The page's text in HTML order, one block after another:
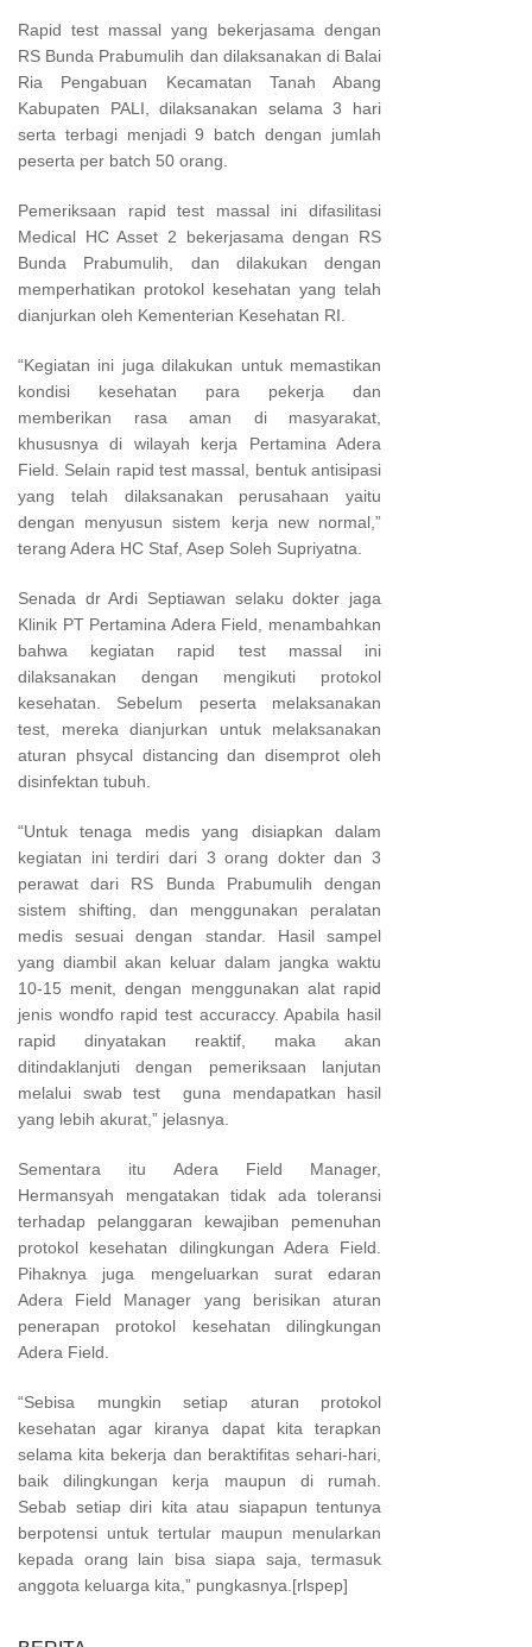
Rapid test massal yang bekerjasama dengan
RS Bunda Prabumulih dan dilaksanakan di Balai
Ria Pengabuan Kecamatan Tanah Abang
Kabupaten PALI, dilaksanakan selama 3 hari
serta terbagi menjadi 9 batch dengan jumlah
peserta per batch 50 orang.
Pemeriksaan rapid test massal ini difasilitasi
Medical HC Asset 2 bekerjasama dengan RS
Bunda Prabumulih, dan dilakukan dengan
memperhatikan protokol kesehatan yang telah
dianjurkan oleh Kementerian Kesehatan RI.
“Kegiatan ini juga dilakukan untuk memastikan
kondisi kesehatan para pekerja dan
memberikan rasa aman di masyarakat,
khususnya di wilayah kerja Pertamina Adera
Field. Selain rapid test massal, bentuk antisipasi
yang telah dilaksanakan perusahaan yaitu
dengan menyusun sistem kerja new normal,”
terang Adera HC Staf, Asep Soleh Supriyatna.
Senada dr Ardi Septiawan selaku dokter jaga
Klinik PT Pertamina Adera Field, menambahkan
bahwa kegiatan rapid test massal ini
dilaksanakan dengan mengikuti protokol
kesehatan. Sebelum peserta melaksanakan
test, mereka dianjurkan untuk melaksanakan
aturan phsycal distancing dan disemprot oleh
disinfektan tubuh.
“Untuk tenaga medis yang disiapkan dalam
kegiatan ini terdiri dari 3 orang dokter dan 3
perawat dari RS Bunda Prabumulih dengan
sistem shifting, dan menggunakan peralatan
medis sesuai dengan standar. Hasil sampel
yang diambil akan keluar dalam jangka waktu
10-15 menit, dengan menggunakan alat rapid
jenis wondfo rapid test accuraccy. Apabila hasil
rapid dinyatakan reaktif, maka akan
ditindaklanjuti dengan pemeriksaan lanjutan
melalui swab test guna mendapatkan hasil
yang lebih akurat,” jelasnya.
Sementara itu Adera Field Manager,
Hermansyah mengatakan tidak ada toleransi
terhadap pelanggaran kewajiban pemenuhan
protokol kesehatan dilingkungan Adera Field.
Pihaknya juga mengeluarkan surat edaran
Adera Field Manager yang berisikan aturan
penerapan protokol kesehatan dilingkungan
Adera Field.
“Sebisa mungkin setiap aturan protokol
kesehatan agar kiranya dapat kita terapkan
selama kita bekerja dan beraktifitas sehari-hari,
baik dilingkungan kerja maupun di rumah.
Sebab setiap diri kita atau siapapun tentunya
berpotensi untuk tertular maupun menularkan
kepada orang lain bisa siapa saja, termasuk
anggota keluarga kita,” pungkasnya.[rlspep]